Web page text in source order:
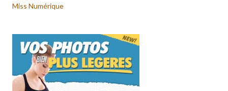
Miss Numérique